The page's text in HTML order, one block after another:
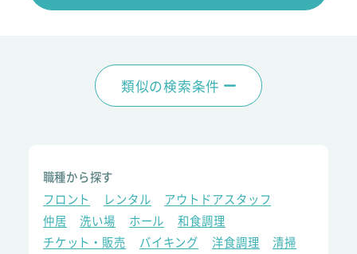
類似の検索条件
職種から探す
フロント
レンタル
アウトドアスタッフ
仲居
洗い場 ホール
和食調理
チケット・販売
バイキング 洋食調理
清掃